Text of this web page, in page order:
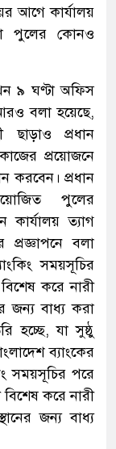
আগে কার্যালয়
পুলের কোনও
৯ ঘণ্টা অফিস
বলা হয়েছে,
ছাড়াও প্রধান
প্রয়োজনে
করবেন। প্রধান
পুলের
কার্যালয় ত্যাগ
প্রজ্ঞাপনে বলা
সময়সূচির
করে নারী
জন্য বাধ্য করা
হচ্ছে, যা সুষ্ঠু
ব্যাংকের
সময়সূচির পরে
বিশেষ করে নারী
জন্য বাধ্য